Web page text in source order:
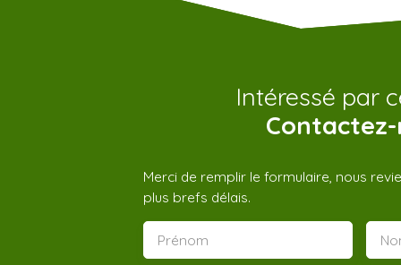
Intéressé par
Merci de remplir le formulaire, nous
plus brefs délais.
Prénom